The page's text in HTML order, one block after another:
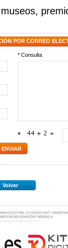
museos,
POR CORREO
* Consulta
*
Volver